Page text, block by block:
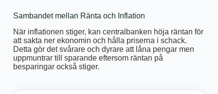
Sambandet mellan Ränta och Inflation
När inflationen stiger, kan centralbanken höja räntan för
att sakta ner ekonomin och hålla priserna i schack.
Detta gör det svårare och dyrare att låna pengar men
uppmuntrar till sparande eftersom räntan på
besparingar också stiger.